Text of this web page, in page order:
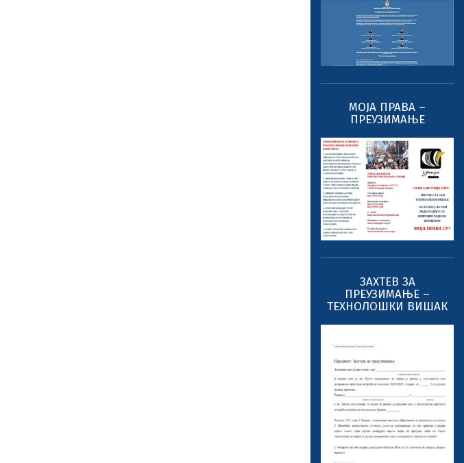
МОЈА ПРАВА –
ПРЕУЗИМАЊЕ
ЗАХТЕВ ЗА
ПРЕУЗИМАЊЕ –
ТЕХНОЛОШКИ ВИШАК